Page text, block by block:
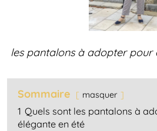
les pantalons à adopter pour
Sommaire masquer
1 Quels sont les pantalons à
élégante en été